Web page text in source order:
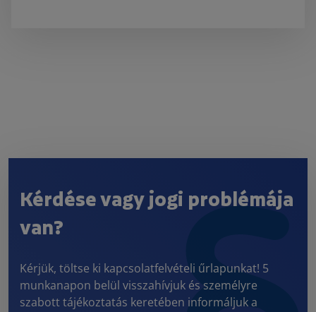
Kérdése vagy jogi problémája
van?
Kérjük, töltse ki kapcsolatfelvételi űrlapunkat! 5
munkanapon belül visszahívjuk és személyre
szabott tájékoztatás keretében informáljuk a